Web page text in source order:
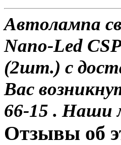
Автолампа
Nano-Led
(2шт.) с
Вас
66-15 . Наши
Отзывы об